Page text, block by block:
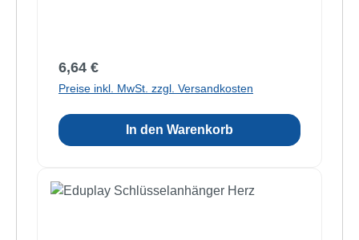
Regulärer Preis:
6,64 €
Preise inkl. MwSt. zzgl. Versandkosten
In den Warenkorb